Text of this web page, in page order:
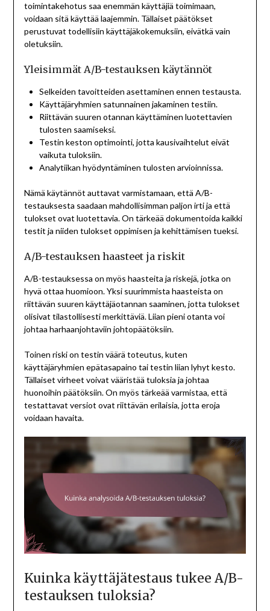
toimintakehotus saa enemmän käyttäjiä toimimaan,
voidaan sitä käyttää laajemmin. Tällaiset päätökset
perustuvat todellisiin käyttäjäkokemuksiin, eivätkä vain
oletuksiin.
Yleisimmät A/B-testauksen käytännöt
Selkeiden tavoitteiden asettaminen ennen testausta.
Käyttäjäryhmien satunnainen jakaminen testiin.
Riittävän suuren otannan käyttäminen luotettavien
tulosten saamiseksi.
Testin keston optimointi, jotta kausivaihtelut eivät
vaikuta tuloksiin.
Analytiikan hyödyntäminen tulosten arvioinnissa.
Nämä käytännöt auttavat varmistamaan, että A/B-
testauksesta saadaan mahdollisimman paljon irti ja että
tulokset ovat luotettavia. On tärkeää dokumentoida kaikki
testit ja niiden tulokset oppimisen ja kehittämisen tueksi.
A/B-testauksen haasteet ja riskit
A/B-testauksessa on myös haasteita ja riskejä, jotka on
hyvä ottaa huomioon. Yksi suurimmista haasteista on
riittävän suuren käyttäjäotannan saaminen, jotta tulokset
olisivat tilastollisesti merkittäviä. Liian pieni otanta voi
johtaa harhaanjohtaviin johtopäätöksiin.
Toinen riski on testin väärä toteutus, kuten
käyttäjäryhmien epätasapaino tai testin liian lyhyt kesto.
Tällaiset virheet voivat vääristää tuloksia ja johtaa
huonoihin päätöksiin. On myös tärkeää varmistaa, että
testattavat versiot ovat riittävän erilaisia, jotta eroja
voidaan havaita.
Kuinka käyttäjätestaus tukee A/B-
testauksen tuloksia?